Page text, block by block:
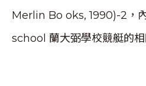
Merlin Bo oks, 1990)-2，
school 蘭大弼學校競艇的相